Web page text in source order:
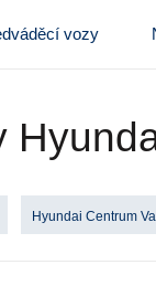
vozy
Hyundai Centrum